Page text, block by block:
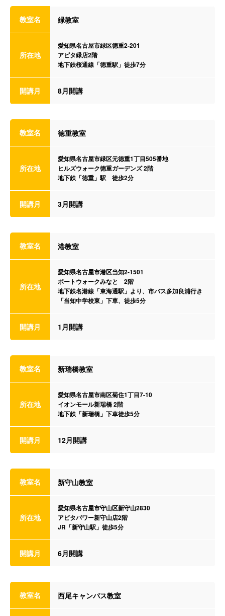
教室名 緑教室
所在地
愛知県名古屋市緑区徳重2-201
アピタ緑店2階
地下鉄桜通線「徳重駅」徒歩7分
開講月 8月開講
教室名 徳重教室
所在地
愛知県名古屋市緑区元徳重1丁目505番地
ヒルズウォーク徳重ガーデンズ 2階
地下鉄「徳重」駅 徒歩2分
開講月 3月開講
教室名 港教室
所在地
愛知県名古屋市港区当知2-1501
ポートウォークみなと 2階
地下鉄名港線「東海通駅」より、市バス多加良浦行き
「当知中学校東」下車、徒歩5分
開講月 1月開講
教室名 新瑞橋教室
所在地
愛知県名古屋市南区菊住1丁目7-10
イオンモール新瑞橋 2階
地下鉄「新瑞橋」下車徒歩5分
開講月 12月開講
教室名 新守山教室
所在地
愛知県名古屋市守山区新守山2830
アピタパワー新守山店2階
JR「新守山駅」徒歩5分
開講月 6月開講
教室名 西尾キャンパス教室